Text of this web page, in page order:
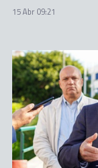
15 Abr 09:21